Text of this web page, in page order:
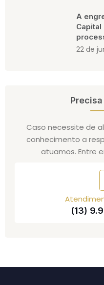
A
22 de
Caso necessite de
conhecimento a
atuamos. Entre
(13)